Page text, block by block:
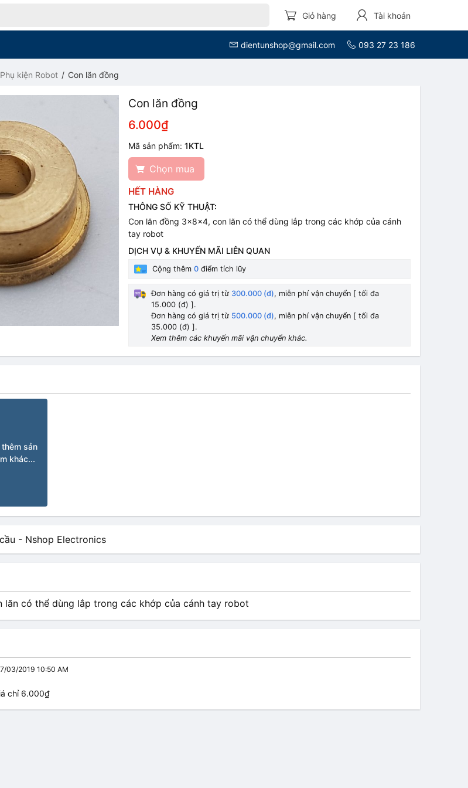
Giỏ hàng Tài khoản
dientunshop@gmail.com 093 27 23 186
Phụ kiện Robot Con lăn đồng
Con lăn đồng
6.000₫
Mã sản phẩm:1KTL
Chọn mua
HẾT HÀNG
THÔNG SỐ KỸ THUẬT:
Con lăn đồng 3x8x4, con lăn có thể dùng lắp trong các khớp của cánh
tay robot
DỊCH VỤ & KHUYẾN MÃI LIÊN QUAN
Cộng thêm0 điểm tích lũy
Đơn hàng có giá trị từ 300.000 (đ), miễn phí vận chuyển [ tối đa
15.000 (đ) ].
Đơn hàng có giá trị từ 500.000 (đ), miễn phí vận chuyển [ tối đa
35.000 (đ) ].
Xem thêm các khuyến mãi vận chuyển khác.
thêm sản
khác...
lăn có thể dùng lắp trong các khớp của cánh tay robot
03/2019 10:50 AM
chỉ 6.000₫